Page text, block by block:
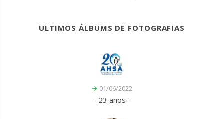
ULTIMOS ÁLBUMS DE FOTOGRAFIAS
01/06/2022
- 23 anos -